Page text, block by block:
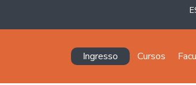
Navegación principal
Ingresso Cursos